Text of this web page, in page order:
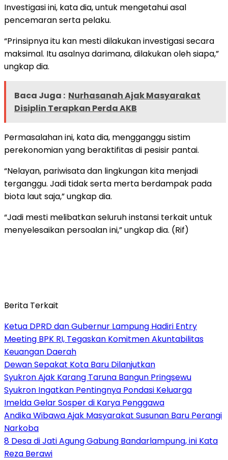
Investigasi ini, kata dia, untuk mengetahui asal
pencemaran serta pelaku.
“Prinsipnya itu kan mesti dilakukan investigasi secara
maksimal. Itu asalnya darimana, dilakukan oleh siapa,”
ungkap dia.
Baca Juga : Nurhasanah Ajak Masyarakat
Disiplin Terapkan Perda AKB
Permasalahan ini, kata dia, mengganggu sistim
perekonomian yang beraktifitas di pesisir pantai.
“Nelayan, pariwisata dan lingkungan kita menjadi
terganggu. Jadi tidak serta merta berdampak pada
biota laut saja,” ungkap dia.
“Jadi mesti melibatkan seluruh instansi terkait untuk
menyelesaikan persoalan ini,” ungkap dia. (Rif)
Berita Terkait
Ketua DPRD dan Gubernur Lampung Hadiri Entry
Meeting BPK RI, Tegaskan Komitmen Akuntabilitas
Keuangan Daerah
Dewan Sepakat Kota Baru Dilanjutkan
Syukron Ajak Karang Taruna Bangun Pringsewu
Syukron Ingatkan Pentingnya Pondasi Keluarga
Imelda Gelar Sosper di Karya Penggawa
Andika Wibawa Ajak Masyarakat Susunan Baru Perangi
Narkoba
8 Desa di Jati Agung Gabung Bandarlampung, ini Kata
Reza Berawi